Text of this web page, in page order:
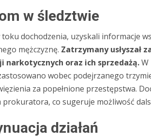
w śledztwie
toku dochodzenia, uzyskali informacje
mężczyznę. Zatrzymany usłyszał
narkotycznych oraz ich sprzedażą.W
wobec podejrzanego
za popełnione przestępstwa.
prokuratora, co sugeruje możliwość
działań